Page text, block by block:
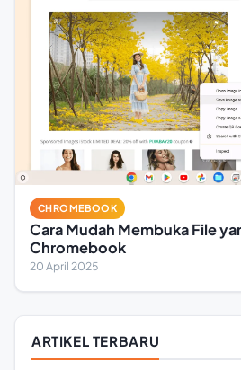
CHROMEBOOK
Cara Mudah Membuka File
Chromebook
20 April 2025
ARTIKEL TERBARU